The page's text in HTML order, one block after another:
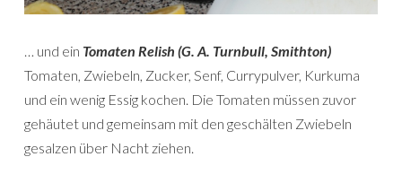
… und ein Tomaten Relish (G. A. Turnbull, Smithton)
Tomaten, Zwiebeln, Zucker, Senf, Currypulver, Kurkuma
und ein wenig Essig kochen. Die Tomaten müssen zuvor
gehäutet und gemeinsam mit den geschälten Zwiebeln
gesalzen über Nacht ziehen.